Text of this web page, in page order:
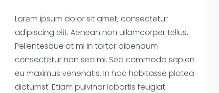
Pneuservis
Kontakt
Servis
Lorem ipsum dolor sit amet, consectetur
adipiscing elit. Aenean non ullamcorper tellus.
Pellentesque at mi in tortor bibendum
consectetur non sed mi. Sed commodo sapien
eu maximus venenatis. In hac habitasse platea
dictumst. Etiam pulvinar lobortis feugiat.